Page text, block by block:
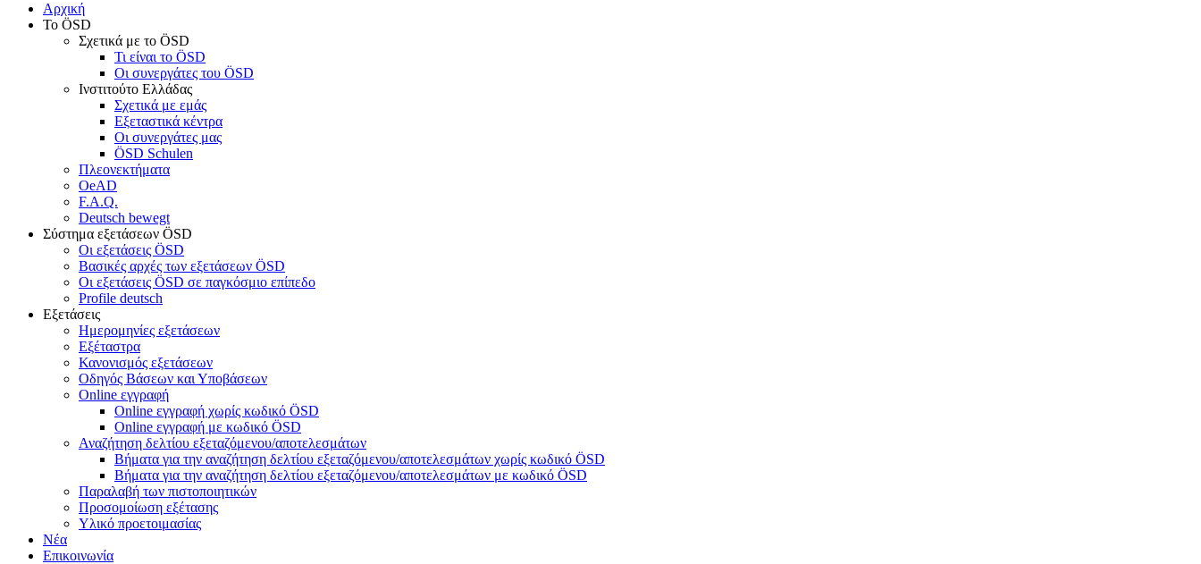
Αρχική
Το ÖSD
Σχετικά με το ÖSD
Τι είναι το ÖSD
Οι συνεργάτες του ÖSD
Ινστιτούτο Ελλάδας
Σχετικά με εμάς
Εξεταστικά κέντρα
Οι συνεργάτες μας
ÖSD Schulen
Πλεονεκτήματα
OeAD
F.A.Q.
Deutsch bewegt
Σύστημα εξετάσεων ÖSD
Οι εξετάσεις ÖSD
Βασικές αρχές των εξετάσεων ÖSD
Οι εξετάσεις ÖSD σε παγκόσμιο επίπεδο
Profile deutsch
Εξετάσεις
Ημερομηνίες εξετάσεων
Εξέταστρα
Κανονισμός εξετάσεων
Οδηγός Βάσεων και Υποβάσεων
Online εγγραφή
Online εγγραφή χωρίς κωδικό ÖSD
Online εγγραφή με κωδικό ÖSD
Αναζήτηση δελτίου εξεταζόμενου/αποτελεσμάτων
Βήματα για την αναζήτηση δελτίου εξεταζόμενου/αποτελεσμάτων χωρίς κωδικό ÖSD
Βήματα για την αναζήτηση δελτίου εξεταζόμενου/αποτελεσμάτων με κωδικό ÖSD
Παραλαβή των πιστοποιητικών
Προσομοίωση εξέτασης
Υλικό προετοιμασίας
Νέα
Επικοινωνία